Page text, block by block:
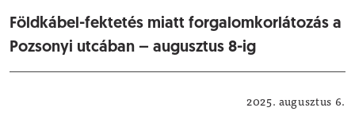
Földkábel-fektetés miatt forgalomkorlátozás a
Pozsonyi utcában – augusztus 8-ig
2025. augusztus 6.